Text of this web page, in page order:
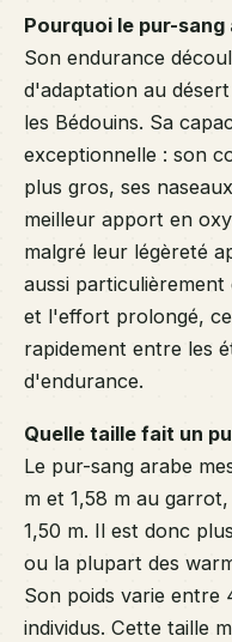
Pourquoi le pur-
Son endurance
d'adaptation au
les Bédouins. Sa
exceptionnelle : son
plus gros, ses
meilleur apport en
malgré leur légèreté
aussi
et l'effort prolongé,
rapidement entre les
d'endurance.
Quelle taille fait un
Le pur-sang arabe
m et 1,58 m au
1,50 m. Il est donc
ou la plupart des
Son poids varie entre
individus. Cette taille